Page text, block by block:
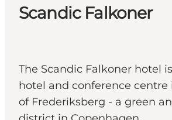
Cosa fare
Dove dormire
Pianifica il viaggio
Scandic Falkoner
The Scandic Falkoner hotel
hotel and conference
of Frederiksberg - a green